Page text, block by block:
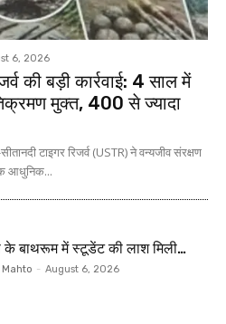
6, 2026
की बड़ी कार्रवाई: 4 साल में
मुक्त, 400 से ज्यादा
टाइगर रिजर्व (USTR) ने वन्यजीव संरक्षण
आधुनिक...
के बाथरूम में स्टूडेंट की लाश मिली…
- August 6, 2026